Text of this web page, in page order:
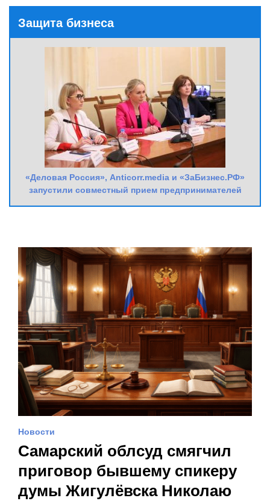
Защита бизнеса
«Деловая Россия», Anticorr.media и «ЗаБизнес.РФ»
запустили совместный прием предпринимателей
Новости
Самарский облсуд смягчил
приговор бывшему спикеру
думы Жигулёвска Николаю